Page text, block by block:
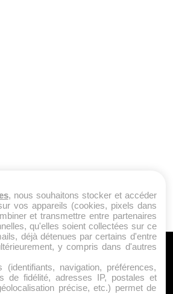
A PROPOS
Qui sommes nous ?
Mentions Légales
, nous souhaitons stocker et accéder
vos appareils (cookies, pixels dans
et transmettre entre partenaires
qu'elles soient collectées sur ce
déjà détenues par certains d'entre
y compris dans d'autres
(identifiants, navigation, préférences,
de fidélité, adresses IP, postales et
précise, etc.) permet de